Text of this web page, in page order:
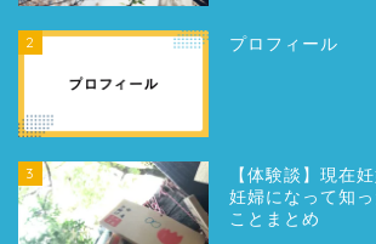
2 プロフィール
3
【体験談】現在
妊婦になって知
ことまとめ